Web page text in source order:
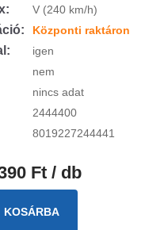
V (240 km/h)
Központi raktáron
igen
nem
nincs adat
2444400
8019227244441
Ft / db
KOSÁRBA